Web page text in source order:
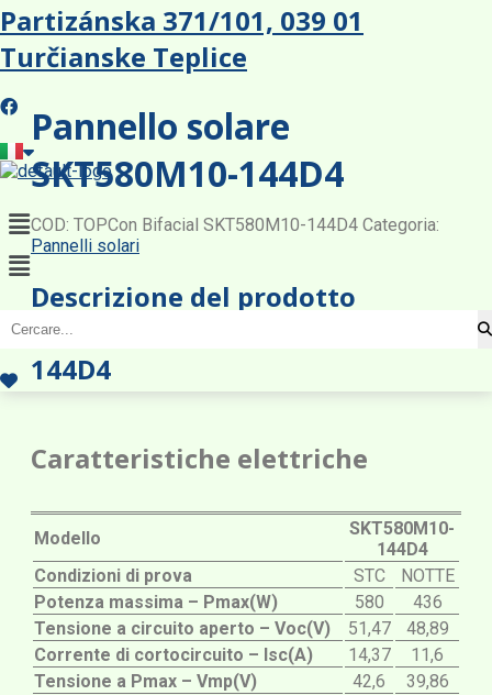
Partizánska 371/101, 039 01
Turčianske Teplice
Menu
Menu
TOPCon Bifacial
Pannello solare
SKT580M10-144D4
COD: TOPCon Bifacial SKT580M10-144D4 Categoria:
Pannelli solari
Descrizione del prodotto
Pannello solare SKT580M10-
144D4
Caratteristiche elettriche
Modello
SKT580M10-
144D4
Condizioni di prova
STC
NOTTE
Potenza massima – Pmax(W)
580
436
Tensione a circuito aperto – Voc(V)
51,47
48,89
Corrente di cortocircuito – Isc(A)
14,37
11,6
Tensione a Pmax – Vmp(V)
42,6
39,86